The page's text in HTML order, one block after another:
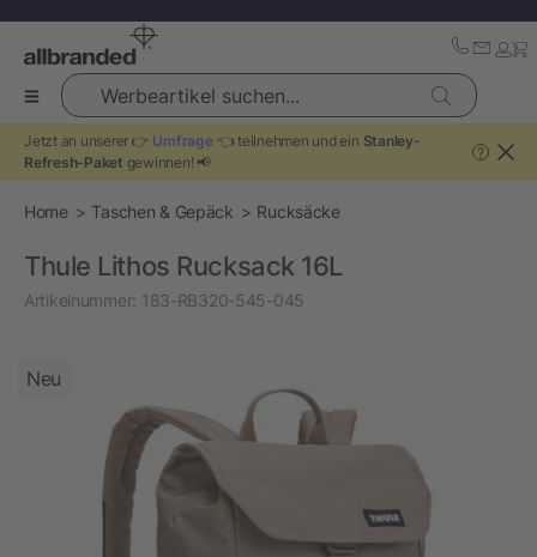
Werbeartikel suchen...
Jetzt an unserer 👉 Umfrage👈 teilnehmen und ein Stanley-
Refresh-Paket gewinnen! 📢
?
Home Taschen & Gepäck Rucksäcke
Thule Lithos Rucksack 16L
Artikelnummer: 183-RB320-545-045
Neu